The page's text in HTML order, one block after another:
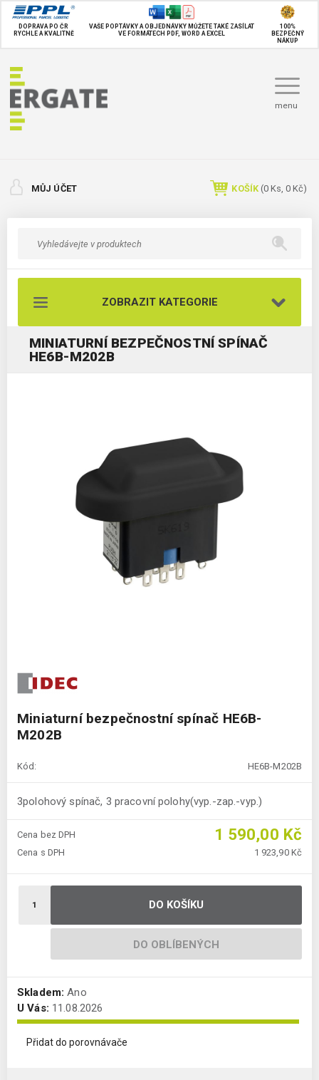
DOPRAVA PO ČR
RYCHLE A KVALITNĚ
VAŠE POPTÁVKY A OBJEDNÁVKY MŮŽETE TAKÉ ZASÍLAT
VE FORMÁTECH PDF, WORD A EXCEL
100%
BEZPEČNÝ
NÁKUP
menu
MŮJ ÚČET KOŠÍK (0 Ks, 0 Kč)
ZOBRAZIT KATEGORIE
MINIATURNÍ BEZPEČNOSTNÍ SPÍNAČ
HE6B-M202B
Miniaturní bezpečnostní spínač HE6B-
M202B
Kód: HE6B-M202B
3polohový spínač, 3 pracovní polohy(vyp.-zap.-vyp.)
Cena bez DPH 1 590,00 Kč
Cena s DPH 1 923,90 Kč
DO KOŠÍKU
DO OBLÍBENÝCH
Skladem: Ano
U Vás: 11.08.2026
Přidat do porovnávače